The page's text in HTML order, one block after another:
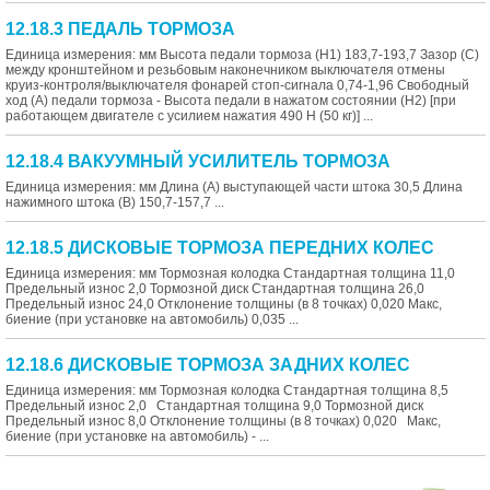
12.18.3 ПЕДАЛЬ ТОРМОЗА
Единица измерения: мм Высота педали тормоза (Н1) 183,7-193,7 Зазор (С)
между кронштейном и резьбовым наконечником выключателя отмены
круиз-контроля/выключателя фонарей стоп-сигнала 0,74-1,96 Свободный
ход (А) педали тормоза - Высота педали в нажатом состоянии (Н2) [при
работающем двигателе с усилием нажатия 490 Н (50 кг)] ...
12.18.4 ВАКУУМНЫЙ УСИЛИТЕЛЬ ТОРМОЗА
Единица измерения: мм Длина (А) выступающей части штока 30,5 Длина
нажимного штока (В) 150,7-157,7 ...
12.18.5 ДИСКОВЫЕ ТОРМОЗА ПЕРЕДНИХ КОЛЕС
Единица измерения: мм Тормозная колодка Стандартная толщина 11,0
Предельный износ 2,0 Тормозной диск Стандартная толщина 26,0
Предельный износ 24,0 Отклонение толщины (в 8 точках) 0,020 Макс,
биение (при установке на автомобиль) 0,035 ...
12.18.6 ДИСКОВЫЕ ТОРМОЗА ЗАДНИХ КОЛЕС
Единица измерения: мм Тормозная колодка Стандартная толщина 8,5
Предельный износ 2,0 Стандартная толщина 9,0 Тормозной диск
Предельный износ 8,0 Отклонение толщины (в 8 точках) 0,020 Макс,
биение (при установке на автомобиль) - ...